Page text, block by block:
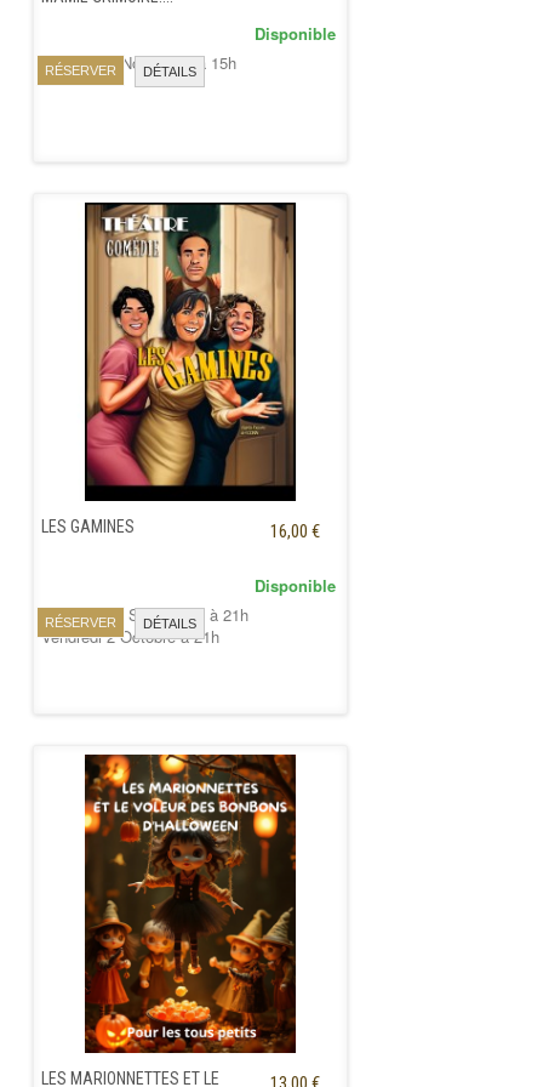
RÉSERVER DÉTAILS
Disponible
Samedi 28 Novembre à 15h
LES GAMINES 16,00 €
RÉSERVER DÉTAILS
Disponible
Vendredi 18 Septembre à 21h
Vendredi 2 Octobre à 21h
LES MARIONNETTES ET LE